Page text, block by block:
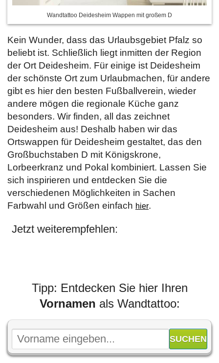
Wandtattoo Deidesheim Wappen mit großem D
Kein Wunder, dass das Urlaubsgebiet Pfalz so
beliebt ist. Schließlich liegt inmitten der Region
der Ort Deidesheim. Für einige ist Deidesheim
der schönste Ort zum Urlaubmachen, für andere
gibt es hier den besten Fußballverein, wieder
andere mögen die regionale Küche ganz
besonders. Wir finden, all das zeichnet
Deidesheim aus! Deshalb haben wir das
Ortswappen für Deidesheim gestaltet, das den
Großbuchstaben D mit Königskrone,
Lorbeerkranz und Pokal kombiniert. Lassen Sie
sich inspirieren und entdecken Sie die
verschiedenen Möglichkeiten in Sachen
Farbwahl und Größen einfach hier.
Jetzt weiterempfehlen:
Tipp: Entdecken Sie hier Ihren
Vornamen als Wandtattoo: